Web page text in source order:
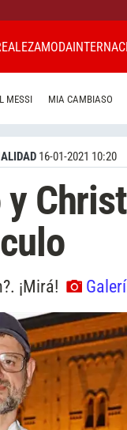
MODA
MESSI MIA CAMBIASO
16-01-2021 10:20
¡Mirá!